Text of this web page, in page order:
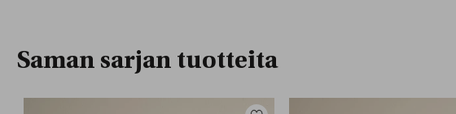
Saman sarjan tuotteita